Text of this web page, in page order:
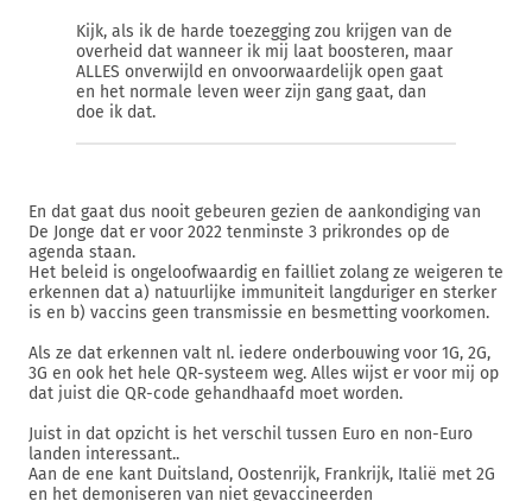
Kijk, als ik de harde toezegging zou krijgen van de
overheid dat wanneer ik mij laat boosteren, maar
ALLES onverwijld en onvoorwaardelijk open gaat
en het normale leven weer zijn gang gaat, dan
doe ik dat.
En dat gaat dus nooit gebeuren gezien de aankondiging van
De Jonge dat er voor 2022 tenminste 3 prikrondes op de
agenda staan.
Het beleid is ongeloofwaardig en failliet zolang ze weigeren te
erkennen dat a) natuurlijke immuniteit langduriger en sterker
is en b) vaccins geen transmissie en besmetting voorkomen.
Als ze dat erkennen valt nl. iedere onderbouwing voor 1G, 2G,
3G en ook het hele QR-systeem weg. Alles wijst er voor mij op
dat juist die QR-code gehandhaafd moet worden.
Juist in dat opzicht is het verschil tussen Euro en non-Euro
landen interessant..
Aan de ene kant Duitsland, Oostenrijk, Frankrijk, Italië met 2G
en het demoniseren van niet gevaccineerden